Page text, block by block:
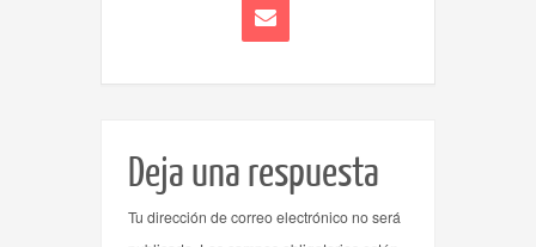
Deja una respuesta
Tu dirección de correo electrónico no será